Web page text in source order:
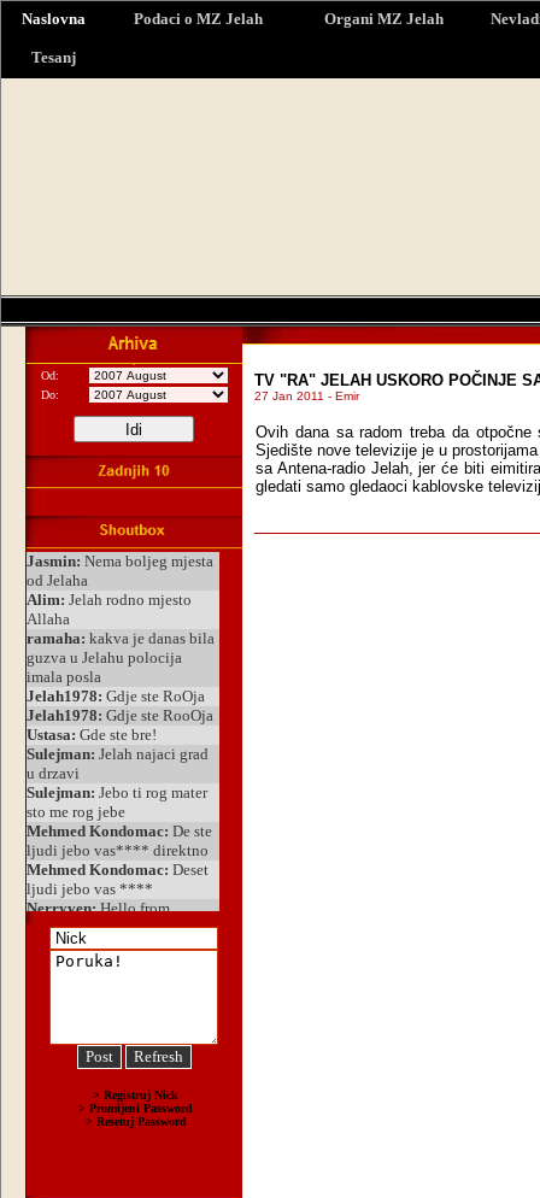
Naslovna Podaci o MZ Jelah Organi MZ Jelah
Tesanj
Od:
Do:
TV "RA" JELAH USKORO POČINJE
27 Jan 2011 - Emir
Ovih dana sa radom treba da
Sjedište nove televizije je u
sa Antena-radio Jelah, jer će biti
gledati samo gledaoci kablovske